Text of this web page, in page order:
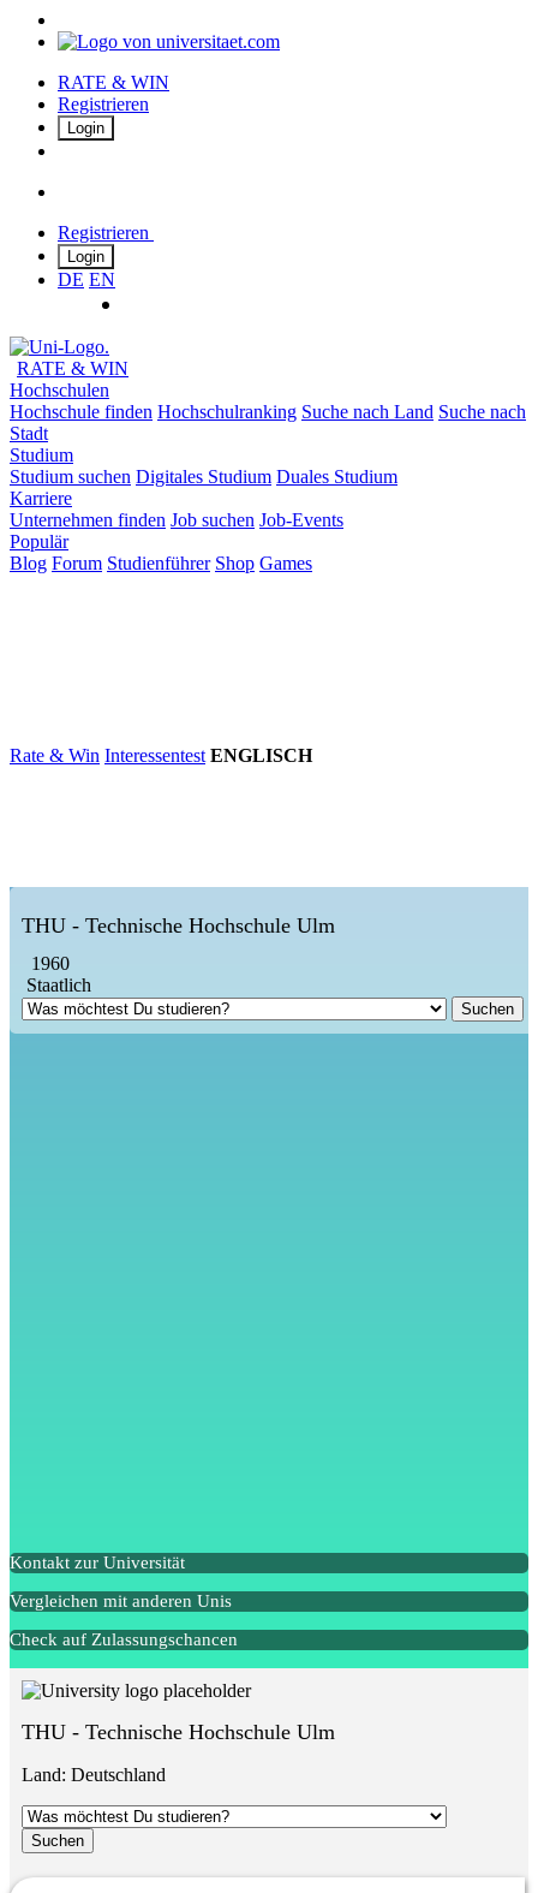
RATE & WIN
Registrieren
Login
Registrieren
Login
DE EN
RATE & WIN
Hochschulen
Hochschule finden Hochschulranking Suche nach Land Suche nach
Stadt
Studium
Studium suchen Digitales Studium Duales Studium
Karriere
Unternehmen finden Job suchen Job-Events
Populär
Blog Forum Studienführer Shop Games
Rate & Win Interessentest ENGLISCH
THU - Technische Hochschule Ulm
1960
Staatlich
Kontakt zur Universität
Vergleichen mit anderen Unis
Check auf Zulassungschancen
THU - Technische Hochschule Ulm
Land: Deutschland